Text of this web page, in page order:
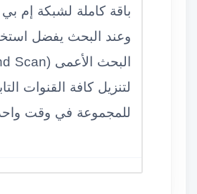
باقة كاملة لشبكة إم
وعند البحث يفضل
لتنزيل كافة القنوات
للمجموعة في وقت